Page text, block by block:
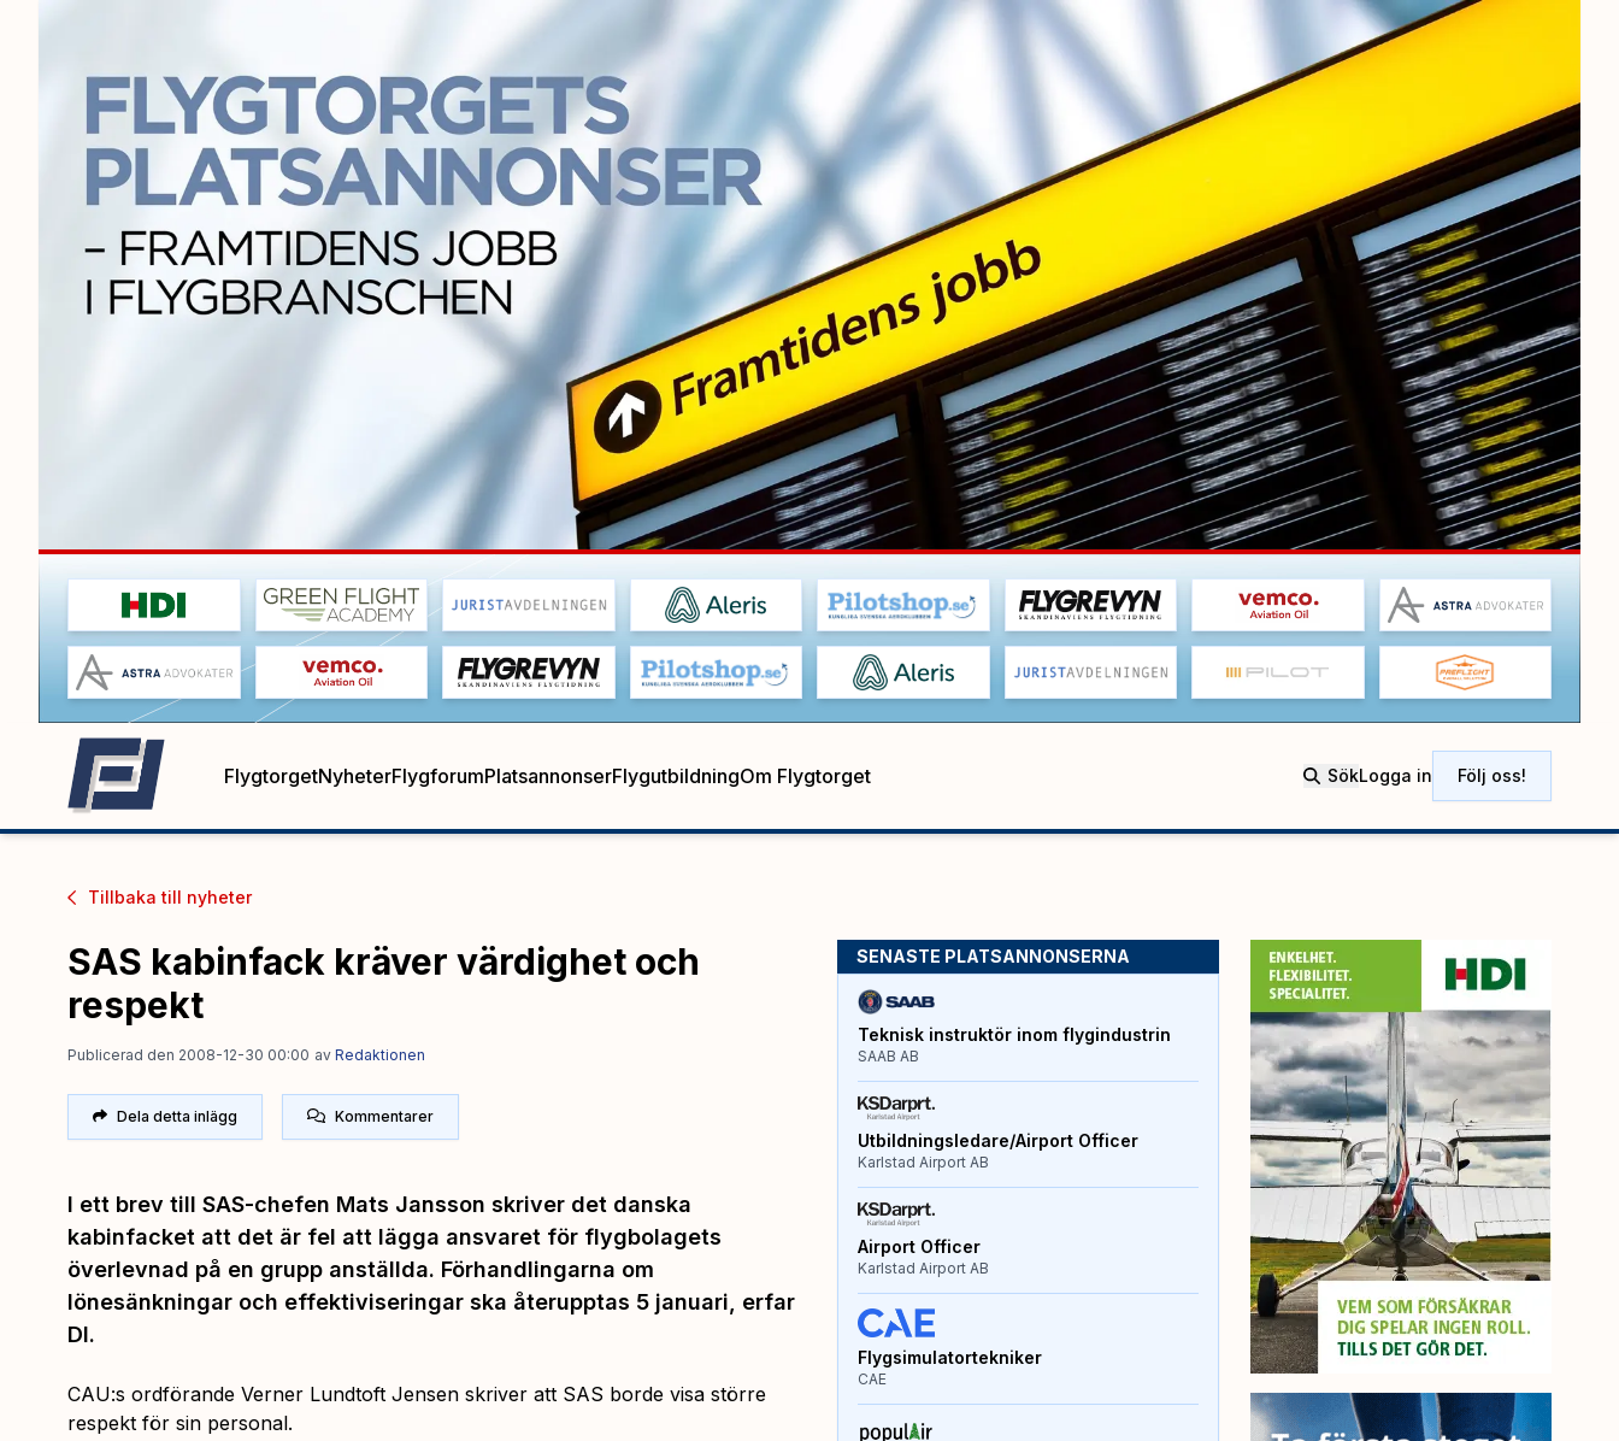
FlygtorgetNyheterFlygforumPlatsannonserFlygutbildningOm Flygtorget SökLogga in Följ oss!
Tillbaka till nyheter
SAS kabinfack kräver värdighet och
respekt
Publicerad den 2008-12-30 00:00 av Redaktionen
Dela detta inlägg Kommentarer
I ett brev till SAS-chefen Mats Jansson skriver det danska
kabinfacket att det är fel att lägga ansvaret för flygbolagets
överlevnad på en grupp anställda. Förhandlingarna om
lönesänkningar och effektiviseringar ska återupptas 5 januari, erfar
DI.
CAU:s ordförande Verner Lundtoft Jensen skriver att SAS borde visa större
respekt för sin personal.
SENASTE PLATSANNONSERNA
Teknisk instruktör inom flygindustrin
SAAB AB
Utbildningsledare/Airport Officer
Karlstad Airport AB
Airport Officer
Karlstad Airport AB
Flygsimulatortekniker
CAE